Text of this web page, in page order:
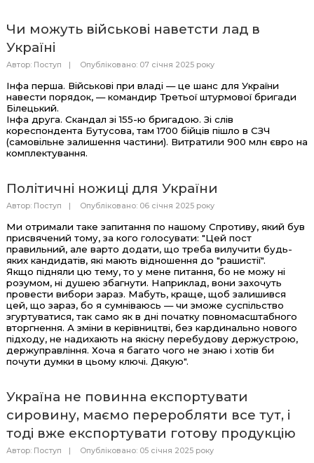
Чи можуть військові наветсти лад в
Україні
Автор: Поступ Опубліковано: 07 січня 2025 року
Інфа перша. Військові при владі — це шанс для України
навести порядок, — командир Третьої штурмової бригади
Білецький.
Інфа друга. Скандал зі 155-ю бригадою. Зі слів
кореспондента Бутусова, там 1700 бійців пішло в СЗЧ
(самовільне залишення частини). Витратили 900 млн євро на
комплектування.
Політичні ножиці для України
Автор: Поступ Опубліковано: 06 січня 2025 року
Ми отримали таке запитання по нашому Спротиву, який був
присвячений тому, за кого голосувати: "Цей пост
правильний, але варто додати, що треба вилучити будь-
яких кандидатів, які мають відношення до "рашистії".
Якщо підняли цю тему, то у мене питання, бо не можу ні
розумом, ні душею збагнути. Наприклад, вони захочуть
провести вибори зараз. Мабуть, краще, щоб залишився
цей, що зараз, бо я сумніваюсь — чи зможе суспільство
згуртуватися, так само як в дні початку повномасштабного
вторгнення. А зміни в керівництві, без кардинально нового
підходу, не надихають на якісну перебудову держустрою,
держуправління. Хоча я багато чого не знаю і хотів би
почути думки в цьому ключі. Дякую".
Україна не повинна експортувати
сировину, маємо переробляти все тут, і
тоді вже експортувати готову продукцію
Автор: Поступ Опубліковано: 05 січня 2025 року